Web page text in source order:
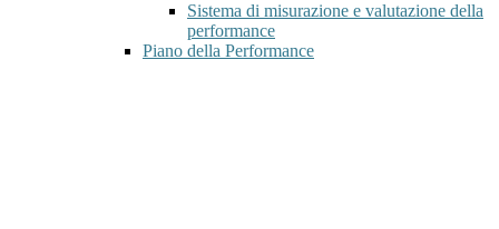
Sistema di misurazione e valutazione della
performance
Piano della Performance